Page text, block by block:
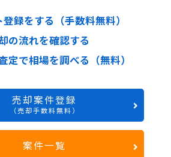
録をする（手数料無料）
の流れを確認する
定で相場を調べる（無料）
売却案件登録
（売却手数料無料）
案件一覧